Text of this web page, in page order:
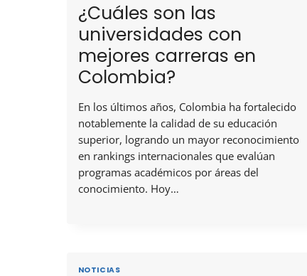
¿Cuáles son las
universidades con
mejores carreras en
Colombia?
En los últimos años, Colombia ha fortalecido
notablemente la calidad de su educación
superior, logrando un mayor reconocimiento
en rankings internacionales que evalúan
programas académicos por áreas del
conocimiento. Hoy…
NOTICIAS